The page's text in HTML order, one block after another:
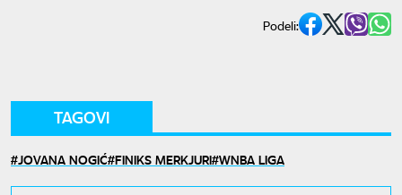
Podeli:
TAGOVI
JOVANA NOGIĆ FINIKS MERKJURI WNBA LIGA